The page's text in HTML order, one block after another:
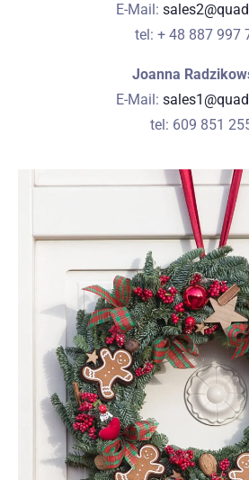
E-Mail:
tel: + 48 887 997
Joanna
E-Mail:
tel: 609 851
Anreise